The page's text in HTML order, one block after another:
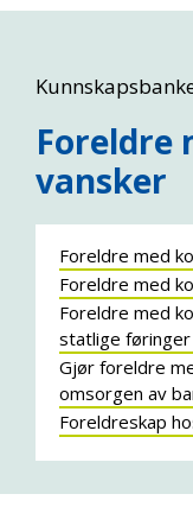
Foreldre
vansker
Foreldre med
Foreldre med
Foreldre med
statlige føringer
Gjør foreldre
omsorgen av
Foreldreskap